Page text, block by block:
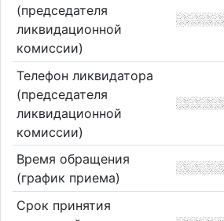
(председателя
ликвидационной
комиссии)
Телефон ликвидатора
(председателя
ликвидационной
комиссии)
Время обращения
(график приема)
Срок принятия